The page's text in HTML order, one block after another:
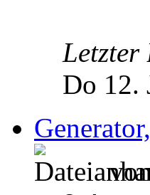
Letzter
Do 12.